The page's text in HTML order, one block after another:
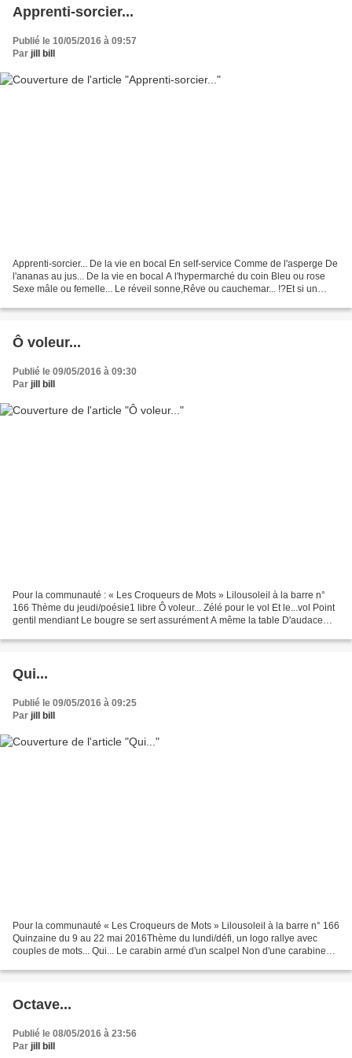
Apprenti-sorcier...
Publié le 10/05/2016 à 09:57
Par jill bill
Apprenti-sorcier... De la vie en bocal En self-service Comme de l'asperge De
l'ananas au jus... De la vie en bocal A l'hypermarché du coin Bleu ou rose
Sexe mâle ou femelle... Le réveil sonne,Rêve ou cauchemar... !?Et si un
Ô voleur...
Publié le 09/05/2016 à 09:30
Par jill bill
Pour la communauté : « Les Croqueurs de Mots » Lilousoleil à la barre n°
166 Thème du jeudi/poésie1 libre Ô voleur... Zélé pour le vol Et le...vol Point
gentil mendiant Le bougre se sert assurément A même la table D'audace
Qui...
Publié le 09/05/2016 à 09:25
Par jill bill
Pour la communauté « Les Croqueurs de Mots » Lilousoleil à la barre n° 166
Quinzaine du 9 au 22 mai 2016Thème du lundi/défi, un logo rallye avec
couples de mots... Qui... Le carabin armé d'un scalpel Non d'une carabine
Octave...
Publié le 08/05/2016 à 23:56
Par jill bill